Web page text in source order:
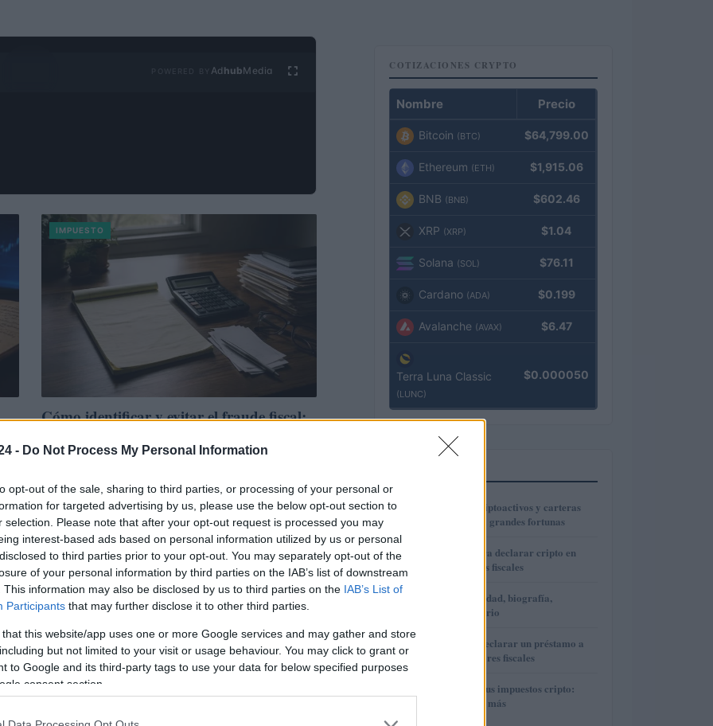
- Do Not Process My Personal Information
opt-out of the sale, sharing to third parties, or processing of your personal or
for targeted advertising by us, please use the below opt-out section to
selection. Please note that after your opt-out request is processed you may
interest-based ads based on personal information utilized by us or personal
to third parties prior to your opt-out. You may separately opt-out of the
of your personal information by third parties on the IAB’s list of downstream
This information may also be disclosed by us to third parties on the IAB’s List of
Participants that may further disclose it to other third parties.
that this website/app uses one or more Google services and may gather and store
but not limited to your visit or usage behaviour. You may click to grant or
to Google and its third-party tags to use your data for below specified purposes
consent section.
Ad hubMedia
IMPUESTO
Cómo identificar y evitar el fraude fiscal:
Protege tu negocio o actividad freelance conociendo las
obligaciones y sanciones en España…
Lucía Herrera · 26 Jul 2026
IMPUESTO
COTIZACIONES CRYPTO
Nombre Precio
Bitcoin (BTC) $64,799.00
Ethereum (ETH) $1,915.06
BNB (BNB) $602.46
XRP (XRP) $1.04
Solana (SOL) $76.11
Cardano (ADA) $0.199
Avalanche (AVAX) $6.47
Terra Luna Classic
(LUNC)
$0.000050
1
Tributación de criptoactivos y carteras
bajo el impuesto a grandes fortunas
2
Guía práctica para declarar cripto en
España sin riesgos fiscales
3
Elina Berglund: edad, biografía,
patrimonio y salario
4 Cómo y cuándo declarar un préstamo a
Hacienda sin errores fiscales
5
Cómo planificar tus impuestos cripto:
trading, staking y más